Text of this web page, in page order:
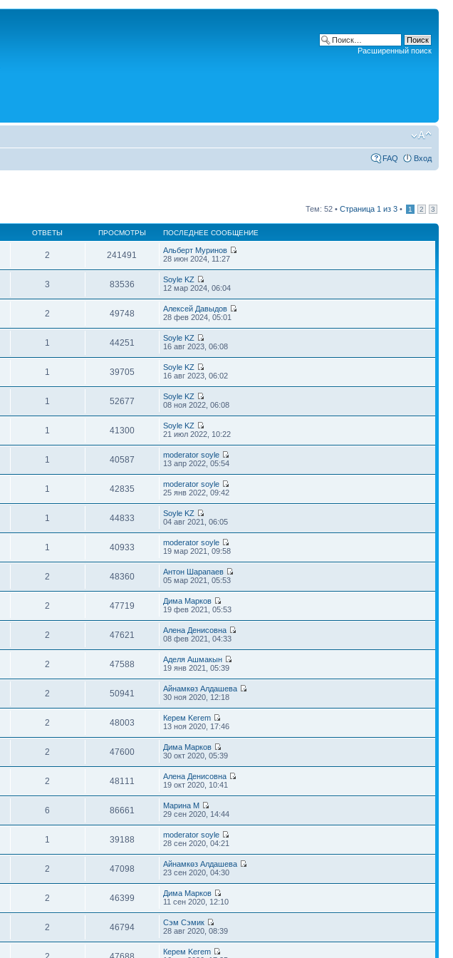
Расширенный поиск
FAQ Вход
Тем: 52 • Страница 1 из 3 • 1 2 3
ОТВЕТЫ ПРОСМОТРЫ ПОСЛЕДНЕЕ СООБЩЕНИЕ
2 241491
Альберт Муринов
28 июн 2024, 11:27
3 83536
Soyle KZ
12 мар 2024, 06:04
2 49748
Алексей Давыдов
28 фев 2024, 05:01
1 44251
Soyle KZ
16 авг 2023, 06:08
1 39705
Soyle KZ
16 авг 2023, 06:02
1 52677
Soyle KZ
08 ноя 2022, 06:08
1 41300
Soyle KZ
21 июл 2022, 10:22
1 40587
moderator soyle
13 апр 2022, 05:54
1 42835
moderator soyle
25 янв 2022, 09:42
1 44833
Soyle KZ
04 авг 2021, 06:05
1 40933
moderator soyle
19 мар 2021, 09:58
2 48360
Антон Шарапаев
05 мар 2021, 05:53
2 47719
Дима Марков
19 фев 2021, 05:53
2 47621
Алена Денисовна
08 фев 2021, 04:33
2 47588
Аделя Ашмакын
19 янв 2021, 05:39
2 50941
Айнамкөз Алдашева
30 ноя 2020, 12:18
2 48003
Керем Kerem
13 ноя 2020, 17:46
2 47600
Дима Марков
30 окт 2020, 05:39
2 48111
Алена Денисовна
19 окт 2020, 10:41
6 86661
Марина М
29 сен 2020, 14:44
1 39188
moderator soyle
28 сен 2020, 04:21
2 47098
Айнамкөз Алдашева
23 сен 2020, 04:30
2 46399
Дима Марков
11 сен 2020, 12:10
2 46794
Сэм Сэмик
28 авг 2020, 08:39
Керем Kerem